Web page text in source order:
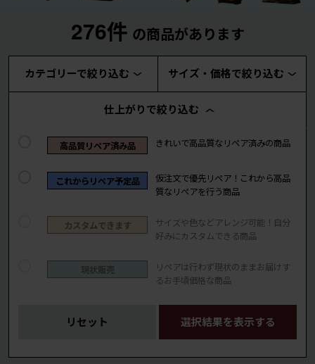
276件 の商品があります
カテゴリーで絞り込む サイズ・価格で絞り込む
仕上がりで絞り込む
高品質リペア済み品 きれいで高品質なリペア済みの商品
これからリペア予定品
仮注文で優先リペア！これから高品
質なリペアを行う商品
カスタムできます
サイズや色などアレンジ可能！自分
好みにカスタムできる商品
現状販売
リペアは行わず現状のままお届けす
るお手頃価格な商品
リセット 選択結果を表示する